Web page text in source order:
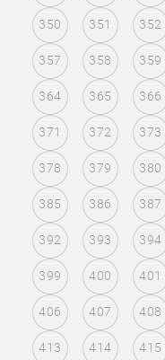
350 351 352
357 358 359
364 365 366
371 372 373
378 379 380
385 386 387
392 393 394
399 400 401
406 407 408
413 414 415